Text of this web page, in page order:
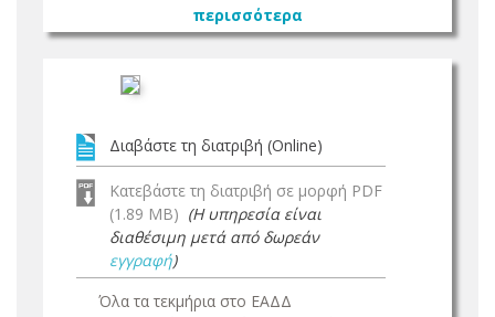
περισσότερα
Διαβάστε τη διατριβή (Online)
Κατεβάστε τη διατριβή σε μορφή PDF
(1.89 MB) (Η υπηρεσία είναι
διαθέσιμη μετά από δωρεάν
εγγραφή)
Όλα τα τεκμήρια στο ΕΑΔΔ